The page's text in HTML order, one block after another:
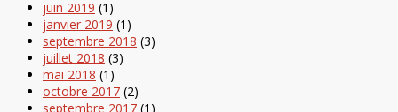
juin 2019 (1)
janvier 2019 (1)
septembre 2018 (3)
juillet 2018 (3)
mai 2018 (1)
octobre 2017 (2)
septembre 2017 (1)